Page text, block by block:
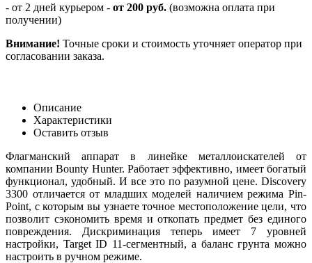
- от 2 дней курьером - от 200 руб. (возможна оплата при
получении)
Внимание! Точные сроки и стоимость уточняет оператор при
согласовании заказа.
Описание
Характеристики
Оставить отзыв
Флагманский аппарат в линейке металлоискателей от
компании Bounty Hunter. Работает эффективно, имеет богатый
функционал, удобный. И все это по разумной цене. Discovery
3300 отличается от младших моделей наличием режима Pin-
Point, с которым вы узнаете точное местоположение цели, что
позволит сэкономить время и откопать предмет без единого
повреждения. Дискриминация теперь имеет 7 уровней
настройки, Target ID 11-сегментный, а баланс грунта можно
настроить в ручном режиме.